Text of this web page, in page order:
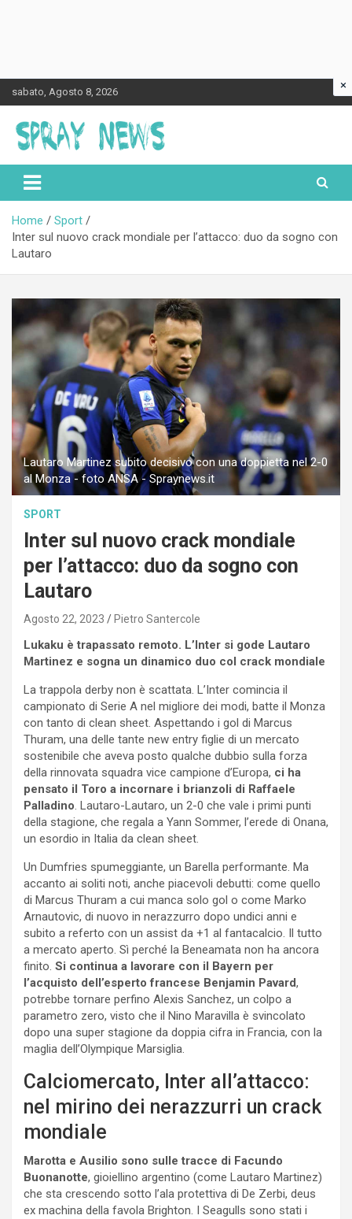
to
content
sabato, Agosto 8, 2026
Spraynews.it
Home
Sport
Inter sul nuovo crack mondiale per l’attacco: duo da sogno con
Lautaro
Lautaro Martinez subito decisivo con una doppietta nel 2-0
al Monza - foto ANSA - Spraynews.it
SPORT
Inter sul nuovo crack mondiale
per l’attacco: duo da sogno con
Lautaro
Agosto 22, 2023 Pietro Santercole
Lukaku è trapassato remoto. L’Inter si gode Lautaro
Martinez e sogna un dinamico duo col crack mondiale
La trappola derby non è scattata. L’Inter comincia il
campionato di Serie A nel migliore dei modi, batte il Monza
con tanto di clean sheet. Aspettando i gol di Marcus
Thuram, una delle tante new entry figlie di un mercato
sostenibile che aveva posto qualche dubbio sulla forza
della rinnovata squadra vice campione d’Europa, ci ha
pensato il Toro a incornare i brianzoli di Raffaele
Palladino. Lautaro-Lautaro, un 2-0 che vale i primi punti
della stagione, che regala a Yann Sommer, l’erede di Onana,
un esordio in Italia da clean sheet.
Un Dumfries spumeggiante, un Barella performante. Ma
accanto ai soliti noti, anche piacevoli debutti: come quello
di Marcus Thuram a cui manca solo gol o come Marko
Arnautovic, di nuovo in nerazzurro dopo undici anni e
subito a referto con un assist da +1 al fantacalcio. Il tutto
a mercato aperto. Sì perché la Beneamata non ha ancora
finito. Si continua a lavorare con il Bayern per
l’acquisto dell’esperto francese Benjamin Pavard,
potrebbe tornare perfino Alexis Sanchez, un colpo a
parametro zero, visto che il Nino Maravilla è svincolato
dopo una super stagione da doppia cifra in Francia, con la
maglia dell’Olympique Marsiglia.
Calciomercato, Inter all’attacco:
nel mirino dei nerazzurri un crack
mondiale
Marotta e Ausilio sono sulle tracce di Facundo
Buonanotte, gioiellino argentino (come Lautaro Martinez)
che sta crescendo sotto l’ala protettiva di De Zerbi, deus
ex machina della favola Brighton. I Seagulls sono stati i
×